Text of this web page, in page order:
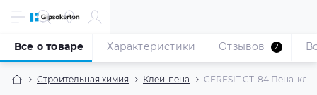
Строительная химия Клей-пена CERESIT CT-84 Пена-
Все о товаре Характеристики Отзывов 2